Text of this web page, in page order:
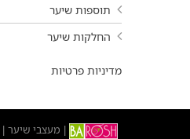
תוספות שיער
החלקות שיער
מדיניות פרטיות
מעצבי שיער